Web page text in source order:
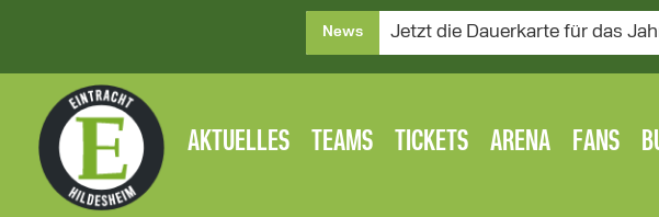
News Jetzt die Dauerkarte für das
AKTUELLES TEAMS TICKETS ARENA FANS